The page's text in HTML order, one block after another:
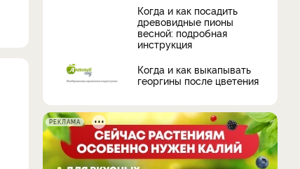
Когда и как посадить
древовидные пионы
весной: подробная
инструкция
Когда и как выкапывать
георгины после цветения
РЕКЛАМА